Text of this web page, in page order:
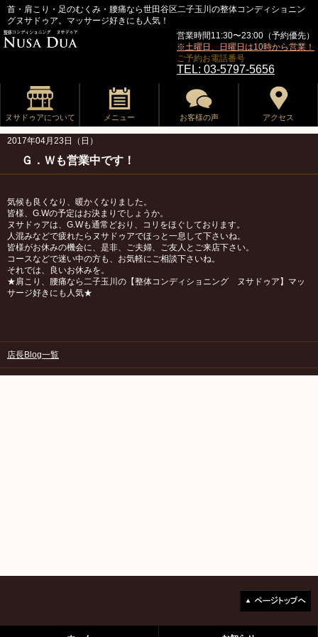
首・肩こり・足のむくみ・腰痛なら世田谷区二子玉川の整体コンディショニン
グヌサドゥア。マッサージ好きにも人気！
営業時間11:30〜23:00（予約優先）
※土曜日、日曜日は10時から営業！
ご予約お電話番号
TEL: 03-5797-5656
ヌサドゥアについて メニュー お客様の声 アクセス
2017年04月23日（日）
Ｇ．Ｗも営業中です！
気候も良くなり、暖かくなりました。
皆様、G.Wの予定はお決まりでしょうか。
ヌサドゥアは、G.Wも通常どおり、コリをほぐしております。
人混みなどで疲れたらヌサドゥアでほっと一息して下さいね。
皆様がお休みの機会に、是非、ご夫婦、ご友人とご来店下さい。
コースなどで迷い中の方も、お気軽にご相談下さいね。
それでは、良いお休みを。
★肩こり、腰痛なら二子玉川の【整体コンディショニング ヌサドゥア】マッ
サージ好きにも人気★
店長Blog一覧